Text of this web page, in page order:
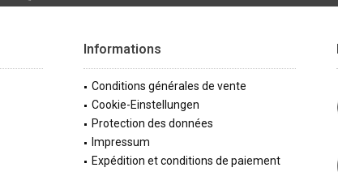
Informations
Conditions générales de vente
Cookie-Einstellungen
Protection des données
Impressum
Expédition et conditions de paiement